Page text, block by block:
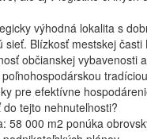
výhodná lokalita s
sieť. Blízkosť mestskej časti
občianskej vybavenosti
pre efektívne
tejto nehnuteľnosti?
58 000 m2 ponúka